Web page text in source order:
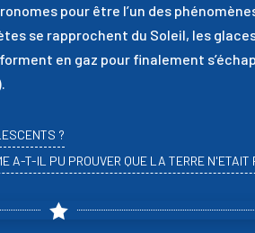
pour être l’un des
se rapprochent du Soleil, les
en gaz pour finalement
?
A-T-IL PU PROUVER QUE LA TERRE N'ETAIT
